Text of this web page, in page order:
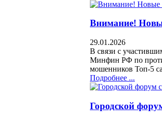
Внимание!
29.01.2026
В связи с
Минфин РФ по
мошенников Топ-5
Подробнее ...
Городской